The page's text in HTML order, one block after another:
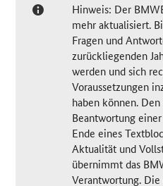
Hinweis: Der
mehr aktualisiert.
Fragen und
zurückliegenden
werden und sich
Voraussetzungen
haben können.
Beantwortung
Ende eines
Aktualität und
übernimmt das
Verantwortung.